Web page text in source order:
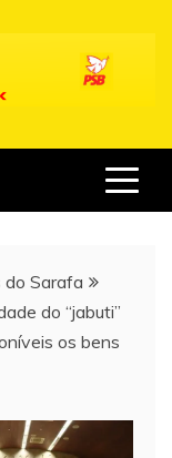
Sarafa
do “jabuti”
os bens